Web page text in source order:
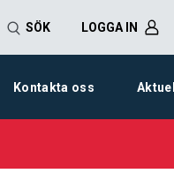
SÖK LOGGA IN
Kontakta oss